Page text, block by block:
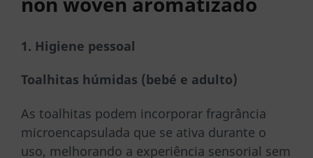
1. Higiene pessoal
Toalhitas húmidas (bebé e adulto)
As toalhitas podem incorporar fragrância
microencapsulada que se ativa durante o
uso, melhorando a experiência sensorial sem